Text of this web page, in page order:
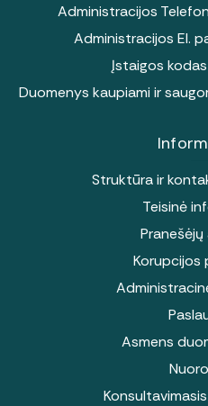
Administracijos
Administracijos El.
Įstaigos
Duomenys kaupiami ir
Struktūra ir
Teisinė
Korupcijos
Asmens